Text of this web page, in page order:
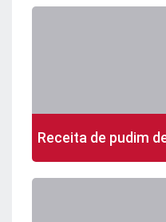
Receita de pudim